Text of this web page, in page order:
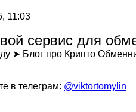
11:03
сервис для
➤ Блог про Крипто
в телеграм: @viktortomylin